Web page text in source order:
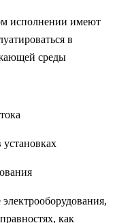
исполнении имеют
в
среды
как